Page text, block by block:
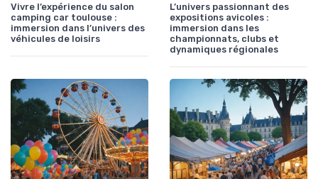
Vivre l’expérience du salon
camping car toulouse :
immersion dans l’univers des
véhicules de loisirs
L’univers passionnant des
expositions avicoles :
immersion dans les
championnats, clubs et
dynamiques régionales